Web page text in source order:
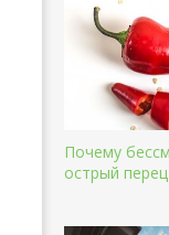
Почему
острый